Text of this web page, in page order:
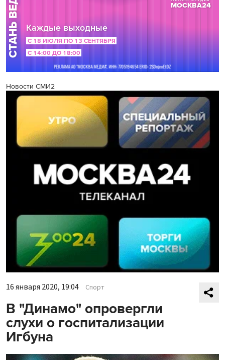
Новости СМИ2
16 января 2020, 19:04 Спорт
В "Динамо" опровергли
слухи о госпитализации
Игбуна